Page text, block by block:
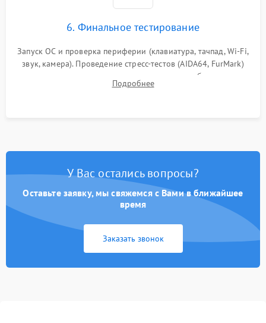
6. Финальное тестирование
Запуск ОС и проверка периферии (клавиатура, тачпад, Wi-Fi,
звук, камера). Проведение стресс-тестов (AIDA64, FurMark)
для контроля температурного режима и стабильности
системы под пиковой нагрузкой.
Подробнее
У Вас остались вопросы?
Оставьте заявку, мы свяжемся с Вами в ближайшее
время
Заказать звонок